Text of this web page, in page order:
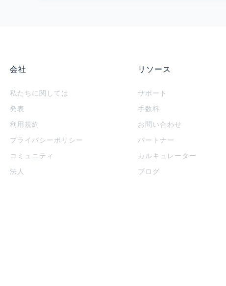
会社
私たちに関しては
発表
利用規約
プライバシーポリシー
コミュニティ
法人
リソース
サポート
手数料
お問い合わせ
パートナー
カルキュレーター
ブログ